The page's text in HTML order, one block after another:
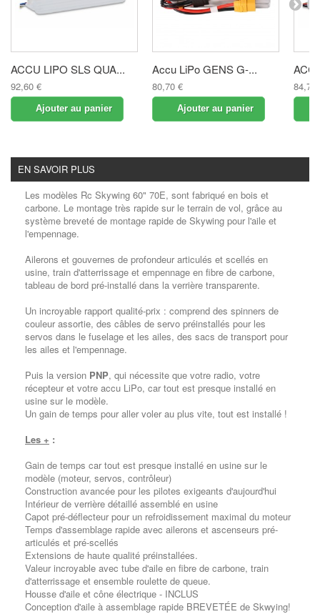
ACCU LIPO SLS QUA...
92,60 €
Ajouter au panier
Accu LiPo GENS G-...
80,70 €
Ajouter au panier
84,70
EN SAVOIR PLUS
Les modèles Rc Skywing 60" 70E, sont fabriqué en bois et
carbone. Le montage très rapide sur le terrain de vol, grâce au
système breveté de montage rapide de Skywing pour l'aile et
l'empennage.
Ailerons et gouvernes de profondeur articulés et scellés en
usine, train d'atterrissage et empennage en fibre de carbone,
tableau de bord pré-installé dans la verrière transparente.
Un incroyable rapport qualité-prix : comprend des spinners de
couleur assortie, des câbles de servo préinstallés pour les
servos dans le fuselage et les ailes, des sacs de transport pour
les ailes et l'empennage.
Puis la version PNP, qui nécessite que votre radio, votre
récepteur et votre accu LiPo, car tout est presque installé en
usine sur le modèle.
Un gain de temps pour aller voler au plus vite, tout est installé !
Les + :
Gain de temps car tout est presque installé en usine sur le
modèle (moteur, servos, contrôleur)
Construction avancée pour les pilotes exigeants d'aujourd'hui
Intérieur de verrière détaillé assemblé en usine
Capot pré-déflecteur pour un refroidissement maximal du moteur
Temps d'assemblage rapide avec ailerons et ascenseurs pré-
articulés et pré-scellés
Extensions de haute qualité préinstallées.
Valeur incroyable avec tube d'aile en fibre de carbone, train
d'atterrissage et ensemble roulette de queue.
Housse d'aile et cône électrique - INCLUS
Conception d'aile à assemblage rapide BREVETÉE de Skwying!